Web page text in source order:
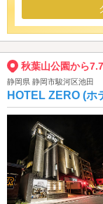
秋葉山公園から
静岡県 静岡市駿河区池田
HOTEL ZERO (ホ